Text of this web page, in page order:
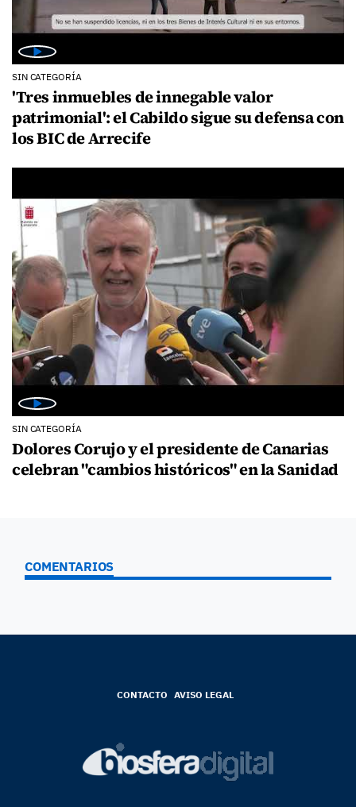
SIN CATEGORÍA
'Tres inmuebles de innegable valor
patrimonial': el Cabildo sigue su defensa con
los BIC de Arrecife
SIN CATEGORÍA
Dolores Corujo y el presidente de Canarias
celebran "cambios históricos" en la Sanidad
COMENTARIOS
CONTACTO AVISO LEGAL